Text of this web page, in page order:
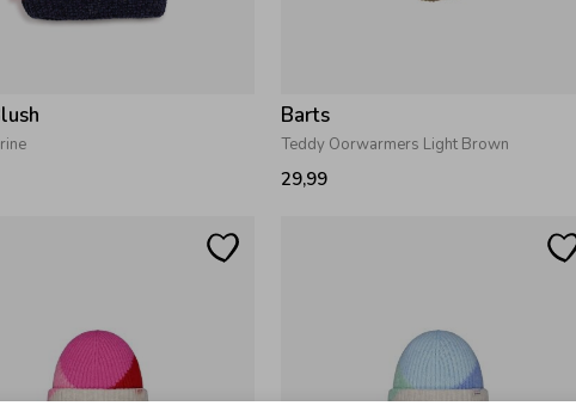
Barts
Teddy Oorwarmers Light Brown
29,99